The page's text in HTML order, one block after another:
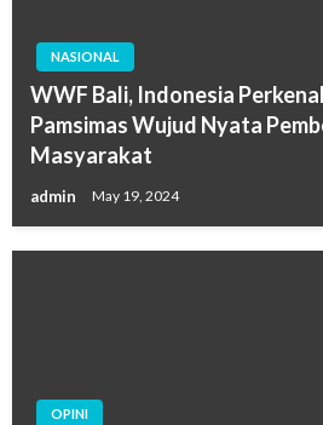
NASIONAL
WWF Bali, Indonesia
Pamsimas Wujud Nyata
Masyarakat
admin May 19, 2024
OPINI